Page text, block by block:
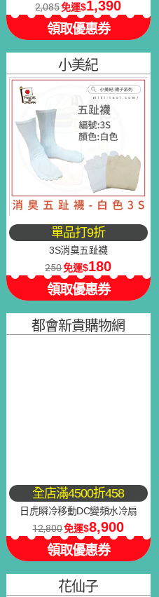
2,085免運 1,390
領取優惠券
單品打9折
3S消臭五趾襪
小美紀
250免運 180
領取優惠券
全店滿4500折458
日虎瞬冷移動DC變頻水冷扇
都會新貴購物網
12,800免運 8,900
領取優惠券
花仙子